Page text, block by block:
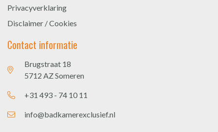
Privacyverklaring
Disclaimer / Cookies
Contact informatie
Brugstraat 18
5712 AZ Someren
+31 493 - 74 10 11
info@badkamerexclusief.nl